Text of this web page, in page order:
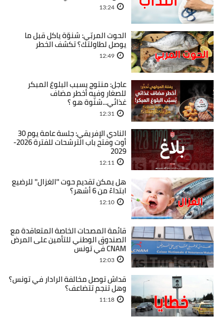
13:24
الحوت المربّي: شنوّة ياكل قبل ما
يوصل لطاولتك؟ تكشف الخطر
12:49
عاجل: منتوج يسبب البلوغ المبكر
للصغار وفيه أخطر مضاف
غذائي...شنّوة هو ؟
12:31
النادي الإفريقي: جلسة عامة يوم 30
أوت وفتح باب الترشحات للفترة 2026-
2029
12:11
هل يمكن تقديم حوت ''الغزال'' للرضيع
ابتداءً من 6 أشهر؟
12:10
قائمة المصحات الخاصة المتعاقدة مع
الصندوق الوطني للتأمين على المرض
CNAM في تونس
12:03
قداش توصل مخالفة الرادار في تونس؟
وهل تنجم تتضاعف؟
11:18